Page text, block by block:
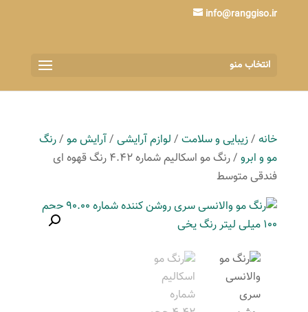
info@ranggiso.ir
انتخاب منو
خانه/زیبایی و سلامت/ لوازم آرایشی/آرایش مو/رنگ
مو و ابرو
/ رنگ مو اسکالیم شماره 4.42 رنگ قهوه ای
فندقی متوسط